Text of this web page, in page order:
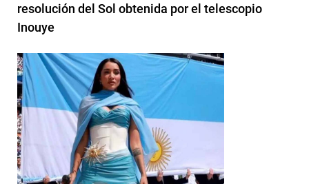
resolución del Sol obtenida por el telescopio
Inouye